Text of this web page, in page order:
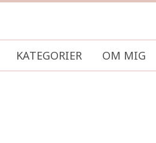
KATEGORIER OM MIG